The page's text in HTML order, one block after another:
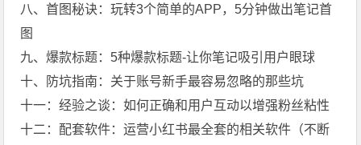
八、首图秘诀：玩转3个简单的APP，5分钟做出笔记首
图
九、爆款标题：5种爆款标题-让你笔记吸引用户眼球
十、防坑指南：关于账号新手最容易忽略的那些坑
十一：经验之谈：如何正确和用户互动以增强粉丝粘性
十二：配套软件：运营小红书最全套的相关软件（不断